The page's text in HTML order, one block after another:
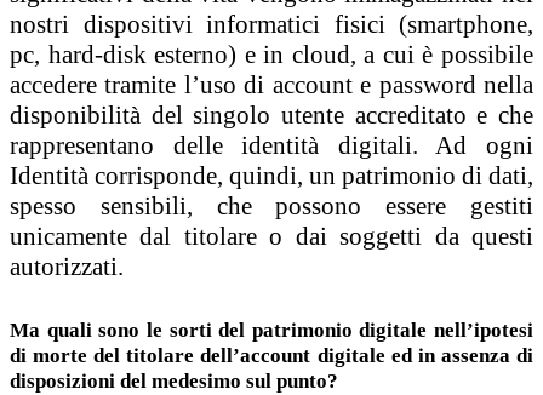
nostri dispositivi informatici fisici (smartphone,
pc, hard-disk esterno) e in cloud, a cui è possibile
accedere tramite l’uso di account e password nella
disponibilità del singolo utente accreditato e che
rappresentano delle identità digitali. Ad ogni
Identità corrisponde, quindi, un patrimonio di dati,
spesso sensibili, che possono essere gestiti
unicamente dal titolare o dai soggetti da questi
autorizzati.
Ma quali sono le sorti del patrimonio digitale nell’ipotesi
di morte del titolare dell’account digitale ed in assenza di
disposizioni del medesimo sul punto?